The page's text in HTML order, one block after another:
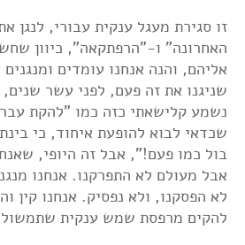
זו סגירת מעגל ענקית עבורי, לנגן
האחרונה" ו-"הרפתקאה", כיוון
אליהם, והנה אנחנו עומדים
שניגנו את זה פעם, לפני עשר
נשמע קלישאתי כזה כמו "להקת
שכדאי לבוא להופעת איחוד, כי
בול כמו פעם!", אבל זה היופי,
אבל מעולם לא התפרקנו. אנחנו
לא הפסקנו, ולא נפסיק. אנחנו קין
להקים מרפסת שמש ענקית שתמשול